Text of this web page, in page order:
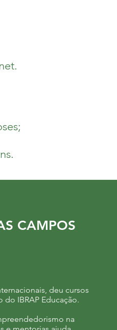
;
CAMPOS
deu cursos
IBRAP Educação.
na